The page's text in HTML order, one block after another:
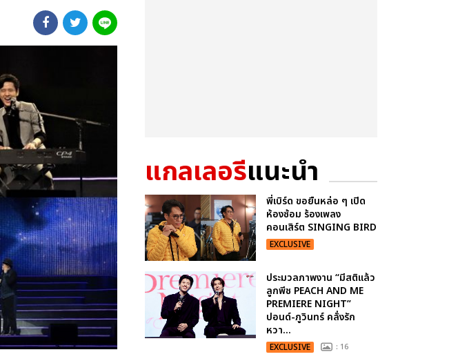
แกลเลอรีแนะนำ
พี่เบิร์ด ขอยืนหล่อ ๆ เปิด
ห้องซ้อม ร้องเพลง
คอนเสิร์ต SINGING BIRD
EXCLUSIVE
ประมวลภาพงาน “มีสติแล้ว
ลูกพีช PEACH AND ME
PREMIERE NIGHT”
ปอนด์-ภูวินทร์ คลั่งรัก
หวา...
EXCLUSIVE : 16